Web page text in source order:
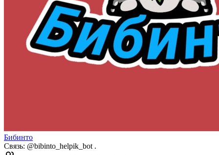
Бибинто
Связь: @bibinto_helpik_bot .